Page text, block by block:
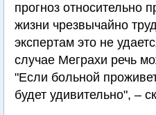
прогноз относительно
жизни чрезвычайно
экспертам это не
случае Меграхи речь
"Если больной
будет удивительно", –